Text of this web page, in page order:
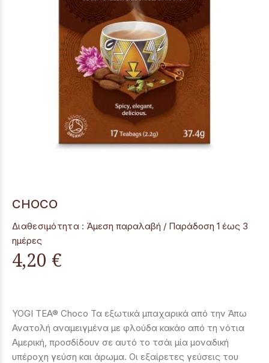
CHOCO
Διαθεσιμότητα : Άμεση παραλαβή / Παράδoση 1 έως 3
ημέρες
4,20 €
YOGI TEA® Choco Τα εξωτικά μπαχαρικά από την Άπω
Ανατολή αναμειγμένα με φλούδα κακάο από τη νότια
Αμερική, προσδίδουν σε αυτό το τσάι μία μοναδική
υπέροχη γεύση και άρωμα. Οι εξαίρετες γεύσεις του